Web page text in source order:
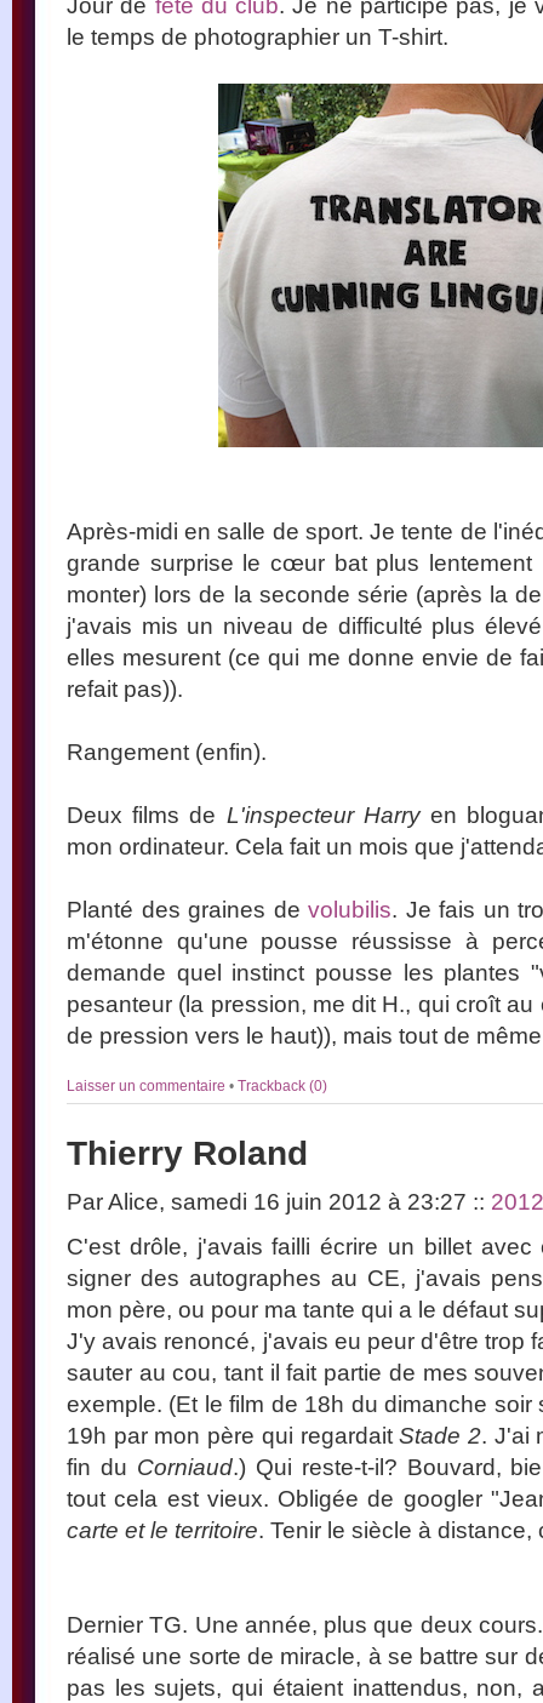
le temps de photographier un T-shirt.
Après-midi en salle de sport. Je tente de
grande surprise le cœur bat plus
monter) lors de la seconde série (après la
j'avais mis un niveau de difficulté plus
elles mesurent (ce qui me donne envie de
refait pas)).
Rangement (enfin).
Deux films de L'inspecteur Harryen
mon ordinateur. Cela fait un mois que
Planté des graines devolubilis. Je fais un
m'étonne qu'une pousse réussisse à
demande quel instinct pousse les plantes
pesanteur (la pression, me dit H., qui croît
de pression vers le haut)), mais tout de
Laisser un commentaire • Trackback (0)
Thierry Roland
Par Alice, samedi 16 juin 2012 à 23:27 :: 2012
C'est drôle, j'avais failli écrire un billet
signer des autographes au CE, j'avais
mon père, ou pour ma tante qui a le défaut
J'y avais renoncé, j'avais eu peur d'être trop
sauter au cou, tant il fait partie de mes
exemple. (Et le film de 18h du dimanche
19h par mon père qui regardaitStade 2. J'ai
fin du Corniaud.) Qui reste-t-il? Bouvard,
tout cela est vieux. Obligée de googler
carte et le territoire. Tenir le siècle à
Dernier TG. Une année, plus que deux
réalisé une sorte de miracle, à se battre sur
pas les sujets, qui étaient inattendus, non,